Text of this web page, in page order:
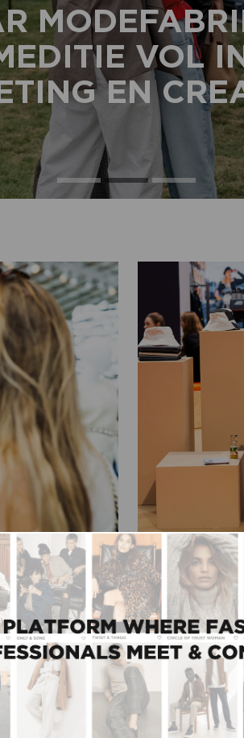
VOL
EN
van nieuws
van het
onze
05/11/2020
Koffiedik
Vooruitkijken
Maar hoe ziet
en bewegingen